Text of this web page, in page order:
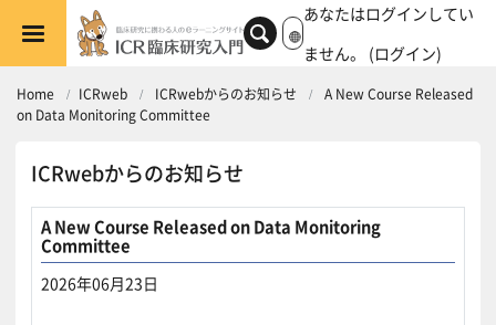
メインコンテンツへスキップする
あなたはログインしてい
ません。 (ログイン)
Home ICRweb ICRwebからのお知らせ
A New Course Released
on Data Monitoring Committee
ICRwebからのお知らせ
A New Course Released on Data Monitoring
Committee
2026年06月23日